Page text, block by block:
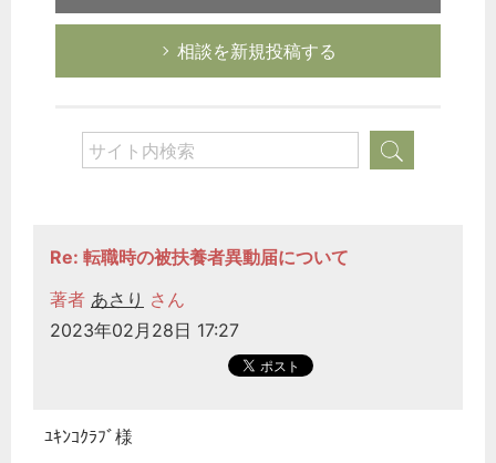
相談を新規投稿する
Re: 転職時の被扶養者異動届について
著者 あさり さん
2023年02月28日 17:27
ﾕｷﾝｺｸﾗﾌﾞ様